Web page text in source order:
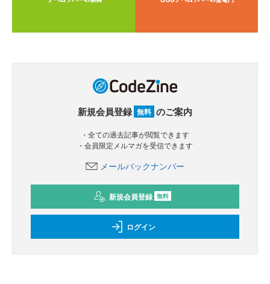
新規会員登録 無料 のご案内
・全ての過去記事が閲覧できます
・会員限定メルマガを受信できます
メールバックナンバー
新規会員登録 無料
ログイン